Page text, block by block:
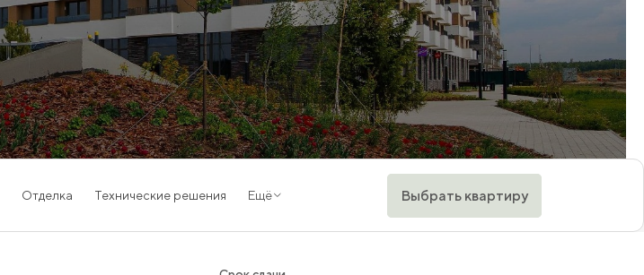
Отделка Технические решения Ещё Выбрать квартиру